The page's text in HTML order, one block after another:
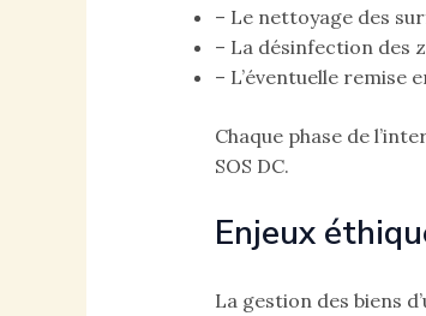
– Le nettoyage des
– La désinfection des
– L’éventuelle remise
Chaque phase de
SOS DC.
Enjeux
La gestion des biens